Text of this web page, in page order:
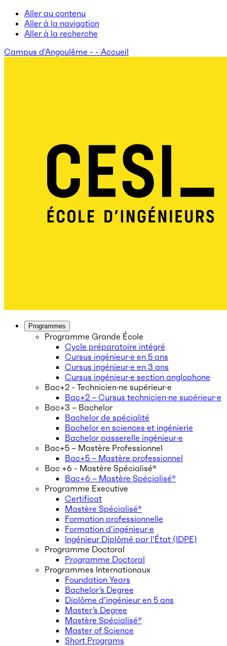
Aller au contenu
Aller à la navigation
Aller à la recherche
Campus d'Angoulême - - Accueil
Programmes
Programme Grande École
Cycle préparatoire intégré
Cursus ingénieur·e en 5 ans
Cursus ingénieur·e en 3 ans
Cursus ingénieur·e section anglophone
Bac+2 - Technicien·ne supérieur·e
Bac+2 – Cursus technicien·ne supérieur·e
Bac+3 – Bachelor
Bachelor de spécialité
Bachelor en sciences et ingénierie
Bachelor passerelle ingénieur·e
Bac+5 – Mastère Professionnel
Bac+5 – Mastère professionnel
Bac +6 - Mastère Spécialisé®
Bac+6 – Mastère Spécialisé®
Programme Executive
Certificat
Mastère Spécialisé®
Formation professionnelle
Formation d’ingénieur·e
Ingénieur Diplômé par l’État (IDPE)
Programme Doctoral
Programme Doctoral
Programmes Internationaux
Foundation Years
Bachelor’s Degree
Diplôme d’ingénieur en 5 ans
Master’s Degree
Mastère Spécialisé®
Master of Science
Short Programs